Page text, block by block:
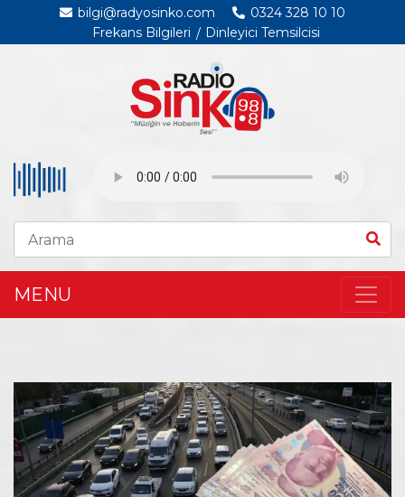
bilgi@radyosinko.com
0324 328 10 10
Frekans Bilgileri
Dinleyici Temsilcisi
MENU